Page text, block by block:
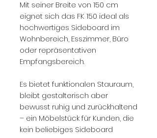
Mit seiner Breite von 150 cm
eignet sich das FK 150 ideal als
hochwertiges Sideboard im
Wohnbereich, Esszimmer, Büro
oder repräsentativen
Empfangsbereich.
Es bietet funktionalen Stauraum,
bleibt gestalterisch aber
bewusst ruhig und zurückhaltend
– ein Möbelstück für Kunden, die
kein beliebiges Sideboard